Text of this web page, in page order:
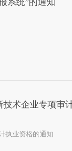
术企业专项审
执业资格的通知